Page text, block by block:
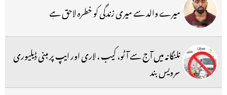
میرے والد سے میری زندگی کو خطرہ لاحق ہے
تلنگانہ میں آج سے آٹو، کیب ، لاری اور ایپ پر مبنی ڈیلیوری
سرویس بند